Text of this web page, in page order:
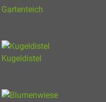
Gartenteich
Kugeldistel